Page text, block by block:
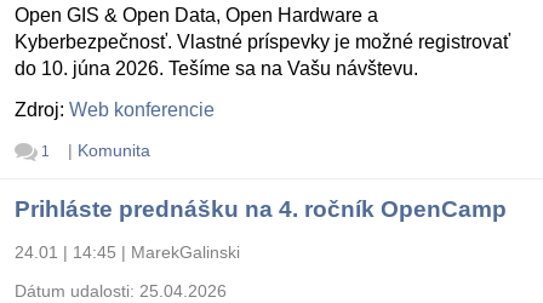
Open GIS & Open Data, Open Hardware a
Kyberbezpečnosť. Vlastné príspevky je možné registrovať
do 10. júna 2026. Tešíme sa na Vašu návštevu.
Zdroj: Web konferencie
1 | Komunita
Prihláste prednášku na 4. ročník OpenCamp
24.01 | 14:45 | MarekGalinski
Dátum udalosti: 25.04.2026